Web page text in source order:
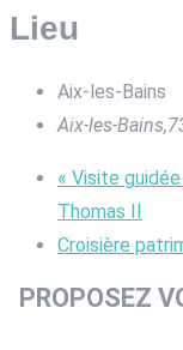
Lieu
Aix-les-Bains
Aix-les-Bains,
« Visite
Thomas II
Croisière
PROPOSEZ